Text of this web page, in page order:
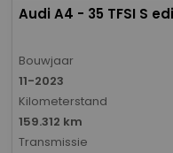
Audi A4 - 35 TFSI S
Bouwjaar
11-2023
Kilometerstand
159.312 km
Transmissie